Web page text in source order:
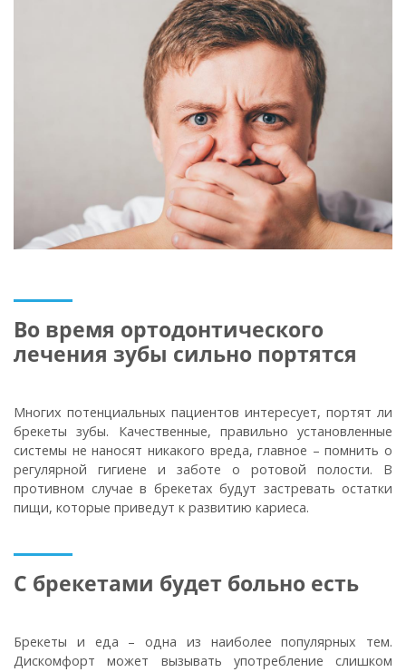
Во время ортодонтического
лечения зубы сильно портятся
Многих потенциальных пациентов интересует, портят ли
брекеты зубы. Качественные, правильно установленные
системы не наносят никакого вреда, главное – помнить о
регулярной гигиене и заботе о ротовой полости. В
противном случае в брекетах будут застревать остатки
пищи, которые приведут к развитию кариеса.
С брекетами будет больно есть
Брекеты и еда – одна из наиболее популярных тем.
Дискомфорт может вызывать употребление слишком